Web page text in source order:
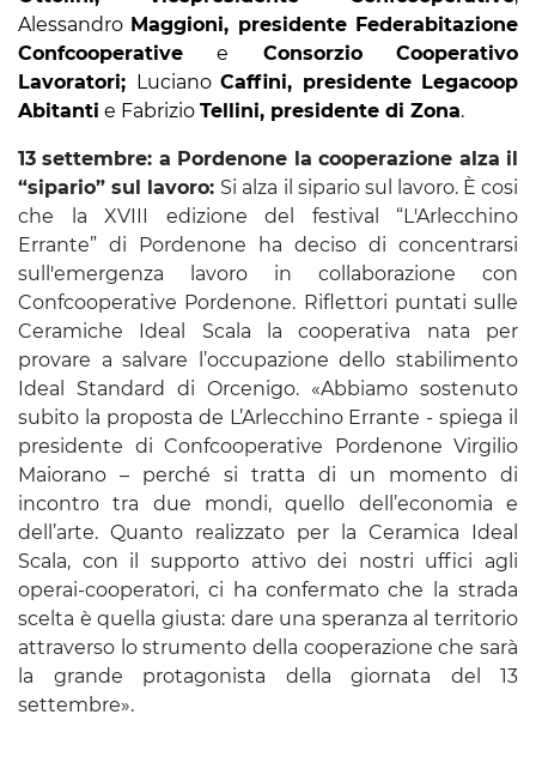
Alessandro Maggioni, presidente Federabitazione
Confcooperativee Consorzio Cooperativo
Lavoratori;
Luciano Caffini, presidente Legacoop
Abitanti e Fabrizio Tellini, presidente di Zona.
13 settembre: a Pordenone la cooperazione alza il
“sipario” sul lavoro: Si alza il sipario sul lavoro. È cosi
che la XVIII edizione del festival “L'Arlecchino
Errante” di Pordenone ha deciso di concentrarsi
sull'emergenza lavoro in collaborazione con
Confcooperative Pordenone. Riflettori puntati sulle
Ceramiche Ideal Scala la cooperativa nata per
provare a salvare l’occupazione dello stabilimento
Ideal Standard di Orcenigo. «Abbiamo sostenuto
subito la proposta de L’Arlecchino Errante - spiega il
presidente di Confcooperative Pordenone Virgilio
Maiorano – perché si tratta di un momento di
incontro tra due mondi, quello dell’economia e
dell’arte. Quanto realizzato per la Ceramica Ideal
Scala, con il supporto attivo dei nostri uffici agli
operai-cooperatori, ci ha confermato che la strada
scelta è quella giusta: dare una speranza al territorio
attraverso lo strumento della cooperazione che sarà
la grande protagonista della giornata del 13
settembre».